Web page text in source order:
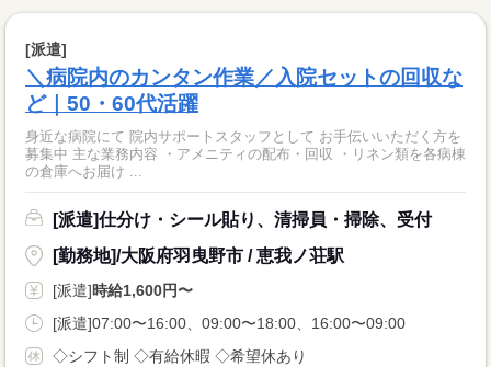
[派遣]
＼病院内のカンタン作業／入院セットの回収な
ど｜50・60代活躍
身近な病院にて 院内サポートスタッフとして お手伝いいただく方を
募集中 主な業務内容 ・アメニティの配布・回収 ・リネン類を各病棟
の倉庫へお届け ...
[派遣]仕分け・シール貼り、清掃員・掃除、受付
[勤務地]/大阪府羽曳野市 / 恵我ノ荘駅
[派遣]時給1,600円〜
[派遣]07:00〜16:00、09:00〜18:00、16:00〜09:00
◇シフト制 ◇有給休暇 ◇希望休あり